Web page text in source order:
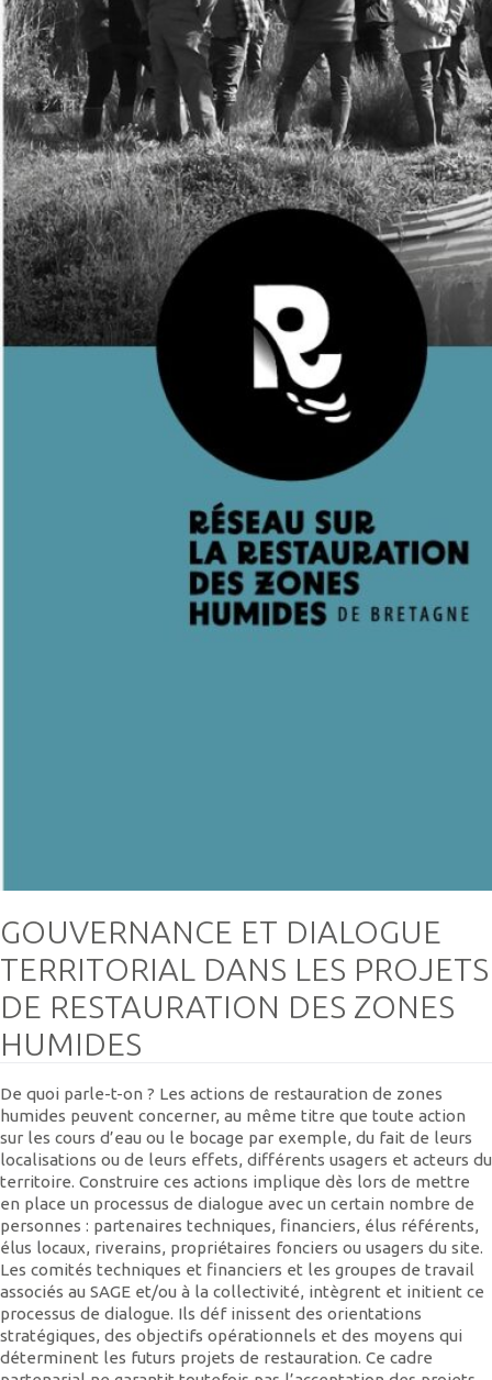
GOUVERNANCE ET DIALOGUE
TERRITORIAL DANS LES PROJETS
DE RESTAURATION DES ZONES
HUMIDES
De quoi parle-t-on ? Les actions de restauration de zones
humides peuvent concerner, au même titre que toute action
sur les cours d’eau ou le bocage par exemple, du fait de leurs
localisations ou de leurs effets, différents usagers et acteurs du
territoire. Construire ces actions implique dès lors de mettre
en place un processus de dialogue avec un certain nombre de
personnes : partenaires techniques, financiers, élus référents,
élus locaux, riverains, propriétaires fonciers ou usagers du site.
Les comités techniques et financiers et les groupes de travail
associés au SAGE et/ou à la collectivité, intègrent et initient ce
processus de dialogue. Ils déf inissent des orientations
stratégiques, des objectifs opérationnels et des moyens qui
déterminent les futurs projets de restauration. Ce cadre